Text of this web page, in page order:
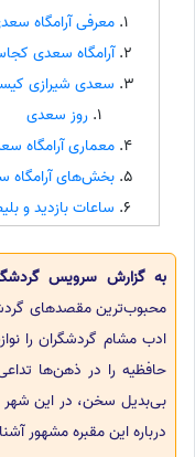
معرفی آرامگاه
آرامگاه سعدی
سعدی شیرازی
روز سعدی
معماری آرامگاه
بخش‌های آرامگاه
ساعات بازدید و
به گزارش سرویس
محبوب‌ترین مقصدهای
ادب مشام گردشگران را
حافظیه را در ذهن‌ها
بی‌بدیل سخن، در این شهر
درباره این مقبره مشهور